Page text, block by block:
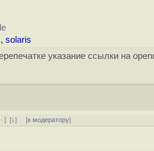
, solaris
указание ссылки на
·][↓] [к модератору]